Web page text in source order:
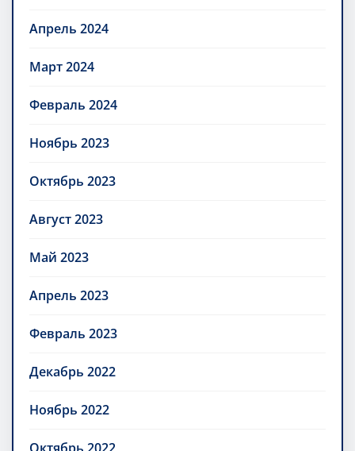
Апрель 2024
Март 2024
Февраль 2024
Ноябрь 2023
Октябрь 2023
Август 2023
Май 2023
Апрель 2023
Февраль 2023
Декабрь 2022
Ноябрь 2022